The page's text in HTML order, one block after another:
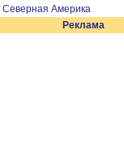
Северная Америка
Реклама